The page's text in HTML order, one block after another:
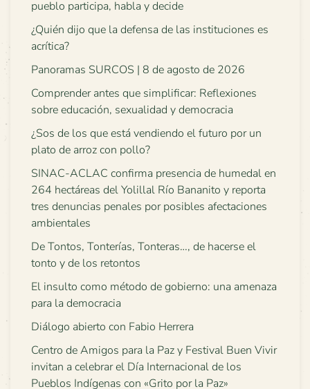
pueblo participa, habla y decide
¿Quién dijo que la defensa de las instituciones es
acrítica?
Panoramas SURCOS | 8 de agosto de 2026
Comprender antes que simplificar: Reflexiones
sobre educación, sexualidad y democracia
¿Sos de los que está vendiendo el futuro por un
plato de arroz con pollo?
SINAC-ACLAC confirma presencia de humedal en
264 hectáreas del Yolillal Río Bananito y reporta
tres denuncias penales por posibles afectaciones
ambientales
De Tontos, Tonterías, Tonteras…, de hacerse el
tonto y de los retontos
El insulto como método de gobierno: una amenaza
para la democracia
Diálogo abierto con Fabio Herrera
Centro de Amigos para la Paz y Festival Buen Vivir
invitan a celebrar el Día Internacional de los
Pueblos Indígenas con «Grito por la Paz»